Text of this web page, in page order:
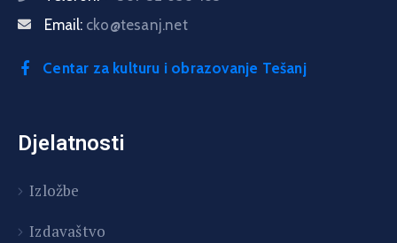
Email: cko@tesanj.net
Centar za kulturu i obrazovanje Tešanj
Djelatnosti
Izložbe
Izdavaštvo